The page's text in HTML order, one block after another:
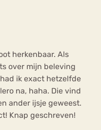
herkenbaar. Als
over mijn beleving
ik exact hetzelfde
na, haha. Die vind
ander ijsje geweest.
Knap geschreven!